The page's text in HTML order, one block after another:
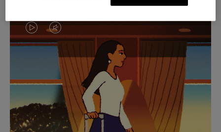
O
VÍDEO
NÃO
ESTÁ
PAUSADO,
PRESSIONE
O
VÍDEO
ESTÁ
SEM
SOM.
POR
SELEÇÃO DE PRESENTES CUIDADOSAMENTE
SELECIONADA
Encontre a companheira
perfeita para cada viagem